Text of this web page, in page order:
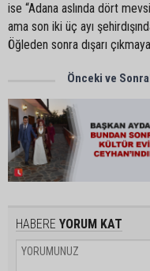
ise “Adana aslında dört
ama son iki üç ayı
Öğleden sonra dışarı
Önceki ve
HABERE YORUM KAT